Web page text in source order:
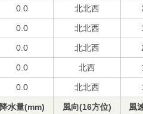
0.0 北北西
0.0 北北西
0.0 北北西
0.0 北西
0.0 北北西
降水量(mm) 風向(16方位) 風